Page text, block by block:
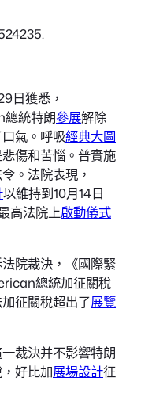
日獲悉，
統特朗參展解除
氣。呼吸經典大圖
傷和苦惱。普實施
。法院表現，
以維持到10月14日
高法院上啟動儀式
院裁決，《國際緊
總統加征關稅
征關稅超出了展覽
裁決并不影響特朗
好比加展場設計征